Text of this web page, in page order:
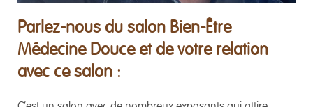
Parlez-nous du salon Bien-Être
Médecine Douce et de votre relation
avec ce salon :